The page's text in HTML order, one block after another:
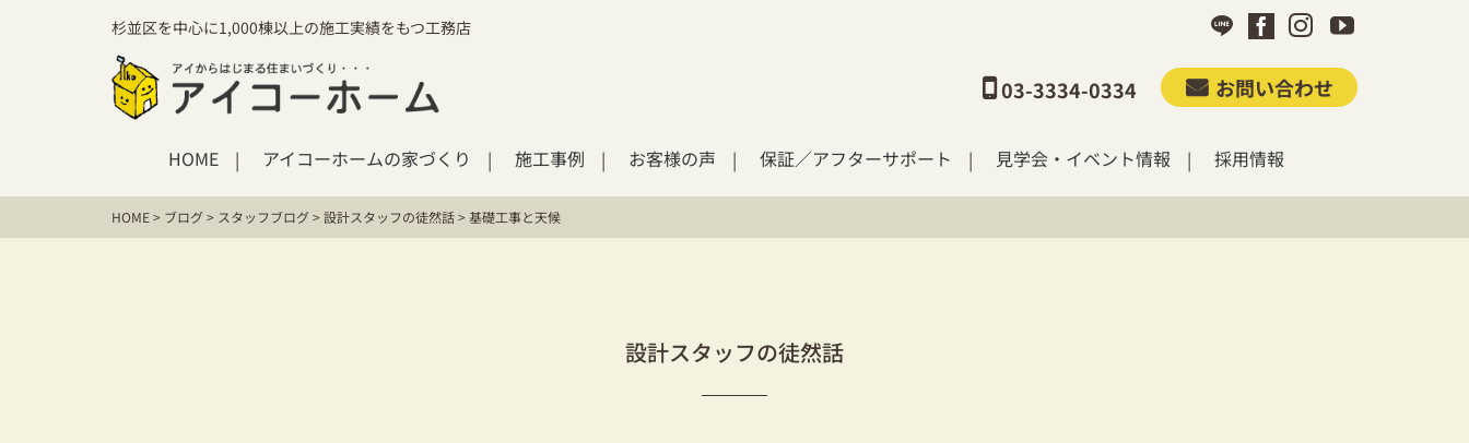
杉並区を中心に1,000棟以上の施工実績をもつ工務店
03-3334-0334 お問い合わせ
HOME アイコーホームの家づくり 施工事例 お客様の声 保証／アフターサポート 見学会・イベント情報 採用情報
HOME> ブログ> スタッフブログ>設計スタッフの徒然話>基礎工事と天候
設計スタッフの徒然話